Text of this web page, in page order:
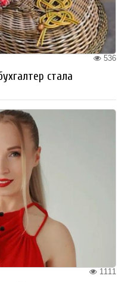
536
стала
1111